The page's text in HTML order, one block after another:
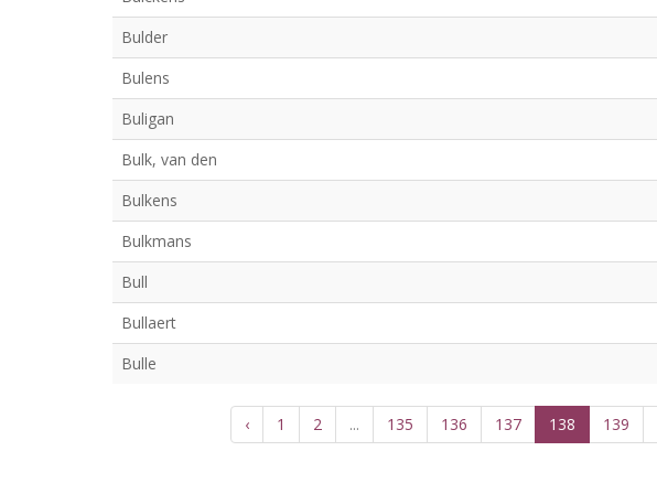
Bulder
Bulens
Buligan
Bulk, van den
Bulkens
Bulkmans
Bull
Bullaert
Bulle
‹ 1 2 ... 135 136 137 138 139